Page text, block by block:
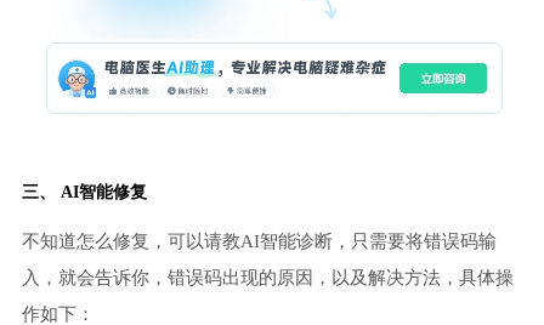
三、 AI智能修复
不知道怎么修复，可以请教AI智能诊断，只需要将错误码输
入，就会告诉你，错误码出现的原因，以及解决方法，具体操
作如下：